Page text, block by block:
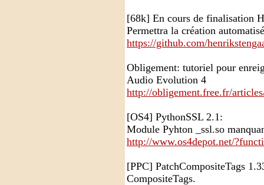
[68k] En cours de finalisation
Permettra la création
https://github.com/
Obligement: tutoriel pour
Audio Evolution 4
http://obligement.free.fr/
[OS4] PythonSSL 2.1:
Module Pyhton _ssl.so
http://www.os4depot.net/
[PPC] PatchCompositeTags
CompositeTags.